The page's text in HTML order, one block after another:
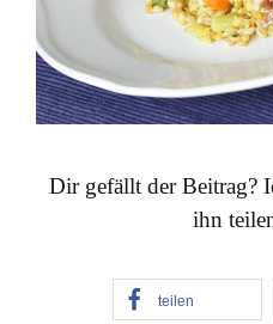
Dir gefällt der Beitrag?
ihn
teilen